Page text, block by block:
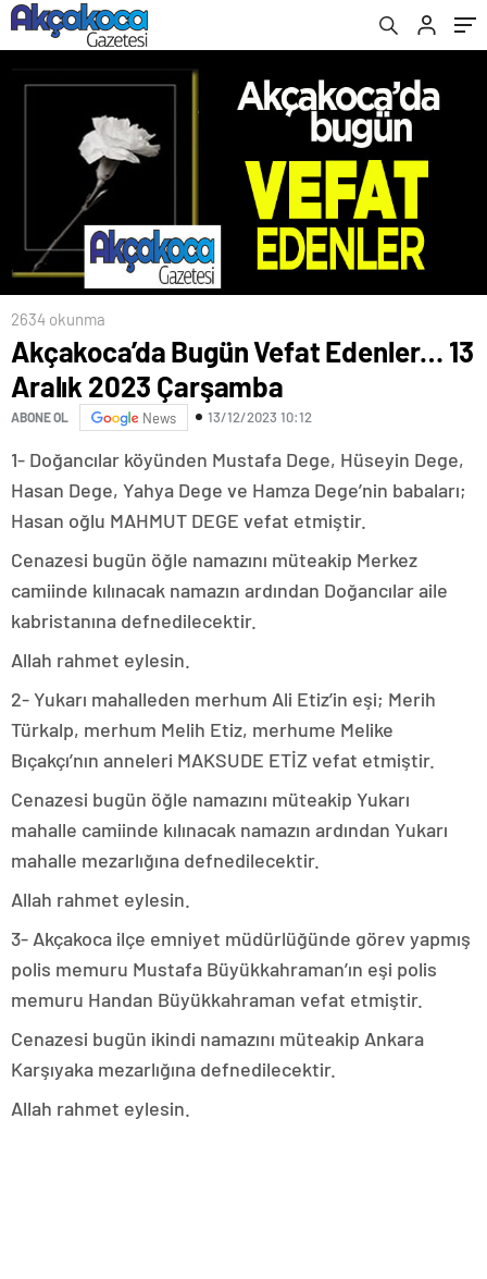
2634 okunma
Akçakoca’da Bugün Vefat Edenler… 13
Aralık 2023 Çarşamba
ABONE OL News 13/12/2023 10:12
1- Doğancılar köyünden Mustafa Dege, Hüseyin Dege,
Hasan Dege, Yahya Dege ve Hamza Dege’nin babaları;
Hasan oğlu MAHMUT DEGE vefat etmiştir.
Cenazesi bugün öğle namazını müteakip Merkez
camiinde kılınacak namazın ardından Doğancılar aile
kabristanına defnedilecektir.
Allah rahmet eylesin.
2- Yukarı mahalleden merhum Ali Etiz’in eşi; Merih
Türkalp, merhum Melih Etiz, merhume Melike
Bıçakçı’nın anneleri MAKSUDE ETİZ vefat etmiştir.
Cenazesi bugün öğle namazını müteakip Yukarı
mahalle camiinde kılınacak namazın ardından Yukarı
mahalle mezarlığına defnedilecektir.
Allah rahmet eylesin.
3- Akçakoca ilçe emniyet müdürlüğünde görev yapmış
polis memuru Mustafa Büyükkahraman’ın eşi polis
memuru Handan Büyükkahraman vefat etmiştir.
Cenazesi bugün ikindi namazını müteakip Ankara
Karşıyaka mezarlığına defnedilecektir.
Allah rahmet eylesin.